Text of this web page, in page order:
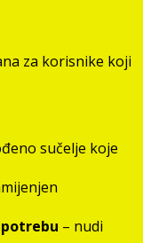
za korisnike koji
sučelje koje
– nudi